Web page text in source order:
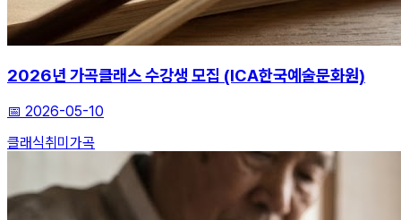
2026년 가곡클래스 수강생 모집 (ICA한국예술문화원)
📅 2026-05-10
클래식취미 가곡